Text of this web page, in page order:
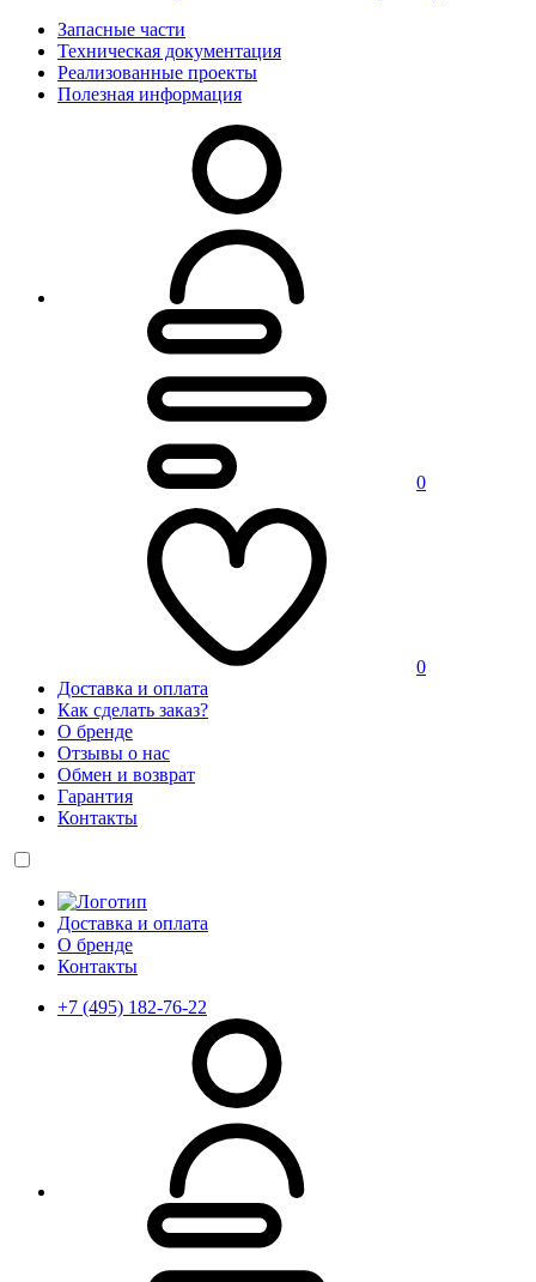
Запасные части
Техническая документация
Реализованные проекты
Полезная информация
0
0
Доставка и оплата
Как сделать заказ?
О бренде
Отзывы о нас
Обмен и возврат
Гарантия
Контакты
Доставка и оплата
О бренде
Контакты
+7 (495) 182-76-22